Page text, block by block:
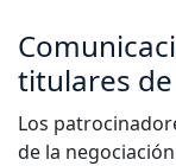
titulares
Los
de la